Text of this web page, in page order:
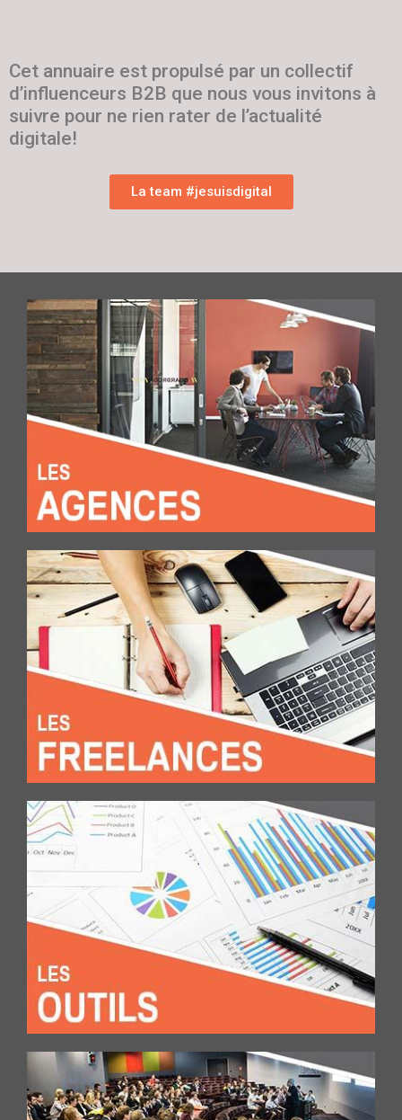
Cet annuaire est propulsé par un collectif
d’influenceurs B2B que nous vous invitons à
suivre pour ne rien rater de l’actualité
digitale!
La team #jesuisdigital